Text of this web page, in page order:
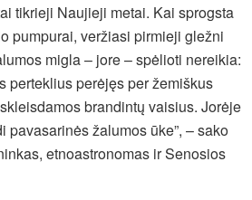
tikrieji Naujieji metai. Kai sprogsta
pumpurai, veržiasi pirmieji gležni
migla – jore – spėlioti nereikia:
perteklius perėjęs per žemiškus
brandintų vaisius. Jorėje
žalumos ūke”, – sako
etnoastronomas ir Senosios